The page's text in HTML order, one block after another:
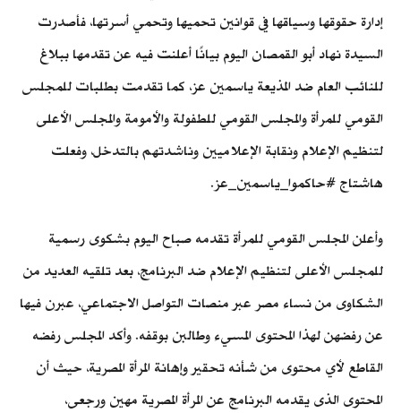
إدارة حقوقها وسياقها في قوانين تحميها وتحمي أسرتها، فأصدرت
السيدة نهاد أبو القمصان اليوم بيانًا أعلنت فيه عن تقدمها ببلاغ
للنائب العام ضد المذيعة ياسمين عز، كما تقدمت بطلبات للمجلس
القومي للمرأة والمجلس القومي للطفولة والأمومة والمجلس الأعلى
لتنظيم الإعلام ونقابة الإعلاميين وناشدتهم بالتدخل، وفعلت
هاشتاج #حاكموا_ياسمين_عز.
وأعلن المجلس القومي للمرأة تقدمه صباح اليوم بشكوى رسمية
للمجلس الأعلى لتنظيم الإعلام ضد البرنامج، بعد تلقيه العديد من
الشكاوى من نساء مصر عبر منصات التواصل الاجتماعي، عبرن فيها
عن رفضهن لهذا المحتوى المسيء وطالبن بوقفه. وأكد المجلس رفضه
القاطع لأي محتوى من شأنه تحقير وإهانة المرأة المصرية، حيث أن
المحتوى الذى يقدمه البرنامج عن المرأة المصرية مهين ورجعى،